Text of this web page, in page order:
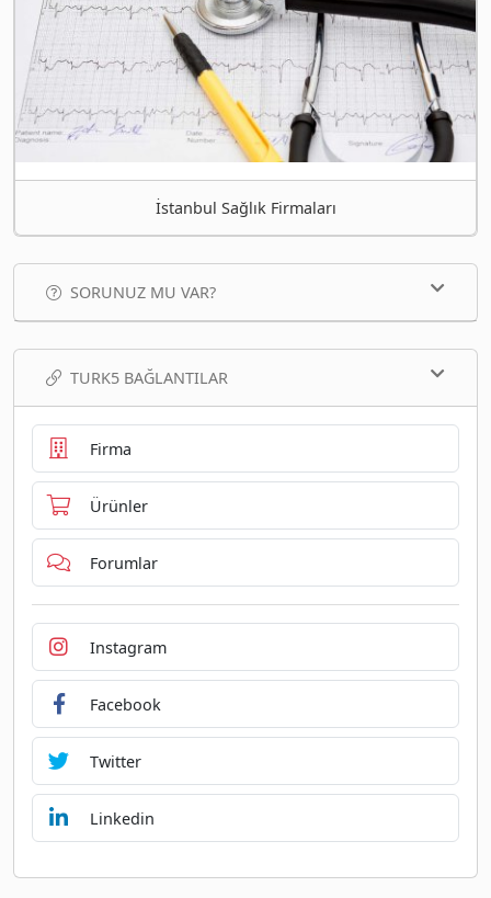
İstanbul Sağlık Firmaları
SORUNUZ MU VAR?
TURK5 BAĞLANTILAR
Firma
Ürünler
Forumlar
Instagram
Facebook
Twitter
Linkedin